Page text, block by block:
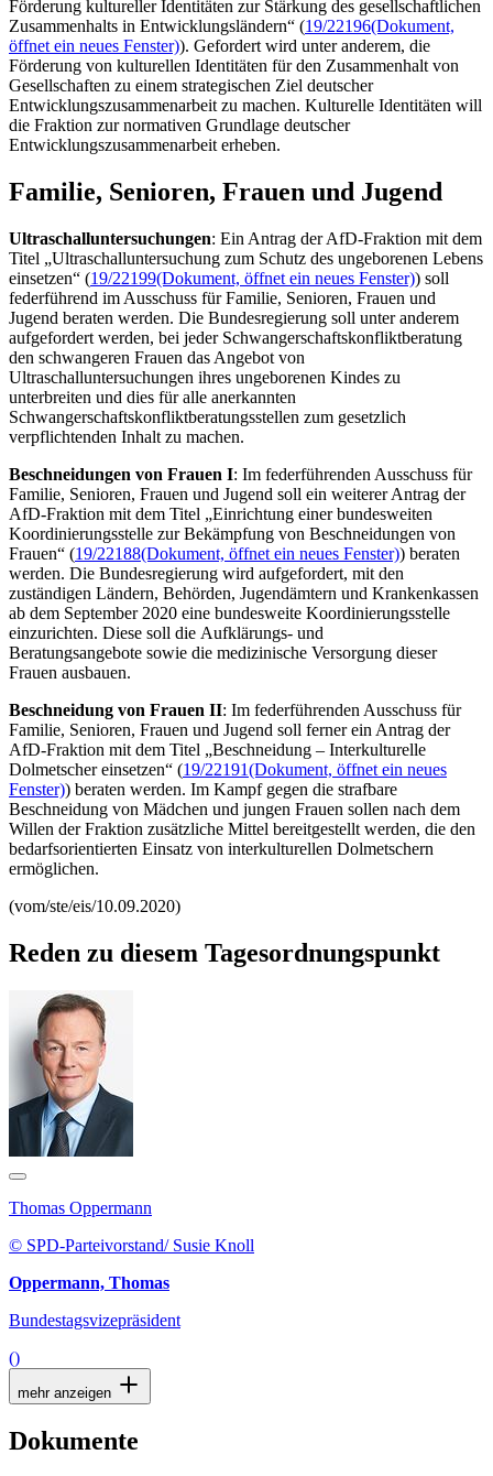
Förderung kultureller Identitäten zur Stärkung des gesellschaftlichen
Zusammenhalts in Entwicklungsländern“ (19/22196(Dokument,
öffnet ein neues Fenster)). Gefordert wird unter anderem, die
Förderung von kulturellen Identitäten für den Zusammenhalt von
Gesellschaften zu einem strategischen Ziel deutscher
Entwicklungszusammenarbeit zu machen. Kulturelle Identitäten will
die Fraktion zur normativen Grundlage deutscher
Entwicklungszusammenarbeit erheben.
Familie, Senioren, Frauen und Jugend
Ultraschalluntersuchungen: Ein Antrag der AfD-Fraktion mit dem
Titel „Ultraschalluntersuchung zum Schutz des ungeborenen Lebens
einsetzen“ (19/22199(Dokument, öffnet ein neues Fenster)) soll
federführend im Ausschuss für Familie, Senioren, Frauen und
Jugend beraten werden. Die Bundesregierung soll unter anderem
aufgefordert werden, bei jeder Schwangerschaftskonfliktberatung
den schwangeren Frauen das Angebot von
Ultraschalluntersuchungen ihres ungeborenen Kindes zu
unterbreiten und dies für alle anerkannten
Schwangerschaftskonfliktberatungsstellen zum gesetzlich
verpflichtenden Inhalt zu machen.
Beschneidungen von Frauen I: Im federführenden Ausschuss für
Familie, Senioren, Frauen und Jugend soll ein weiterer Antrag der
AfD-Fraktion mit dem Titel „Einrichtung einer bundesweiten
Koordinierungsstelle zur Bekämpfung von Beschneidungen von
Frauen“ (19/22188(Dokument, öffnet ein neues Fenster)) beraten
werden. Die Bundesregierung wird aufgefordert, mit den
zuständigen Ländern, Behörden, Jugendämtern und Krankenkassen
ab dem September 2020 eine bundesweite Koordinierungsstelle
einzurichten. Diese soll die Aufklärungs- und
Beratungsangebote sowie die medizinische Versorgung dieser
Frauen ausbauen.
Beschneidung von Frauen II: Im federführenden Ausschuss für
Familie, Senioren, Frauen und Jugend soll ferner ein Antrag der
AfD-Fraktion mit dem Titel „Beschneidung – Interkulturelle
Dolmetscher einsetzen“ (19/22191(Dokument, öffnet ein neues
Fenster)) beraten werden. Im Kampf gegen die strafbare
Beschneidung von Mädchen und jungen Frauen sollen nach dem
Willen der Fraktion zusätzliche Mittel bereitgestellt werden, die den
bedarfsorientierten Einsatz von interkulturellen Dolmetschern
ermöglichen.
(vom/ste/eis/10.09.2020)
Reden zu diesem Tagesordnungspunkt
Thomas Oppermann
© SPD-Parteivorstand/ Susie Knoll
Oppermann, Thomas
Bundestagsvizepräsident
()
mehr anzeigen
Dokumente